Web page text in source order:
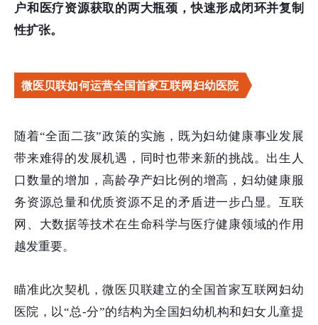
户和医疗资源获取的两大瓶颈，快速形成闭环并复制
性扩张。
微医贝联如何运营全国首家互联网妇幼医院
随着“全面二孩”政策的实施，既为妇幼健康事业发展
带来难得的发展机遇，同时也带来新的挑战。出生人
口数量的增加，高龄孕产妇比例的增高，妇幼健康服
务资源总量和优质资源不足的矛盾进一步凸显。互联
网、大数据等技术在生命科学与医疗健康领域的作用
越发重要。
瞄准此次契机，微医贝联建立的全国首家互联网妇幼
医院，以“总-分”的结构为全国妇幼机构和妇女儿童提